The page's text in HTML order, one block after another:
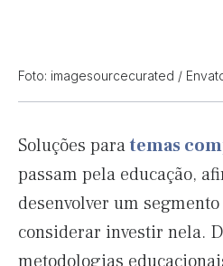
Foto: imagesourcecurated /
Soluções paratemas
passam pela educação,
desenvolver um
considerar investir nela.